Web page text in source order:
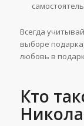
Всегда
выборе
любовь в
Кто